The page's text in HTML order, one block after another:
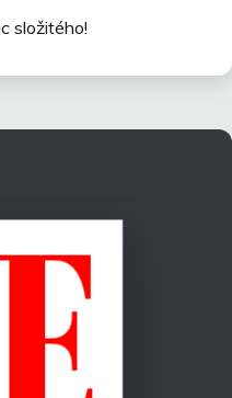
složitého!